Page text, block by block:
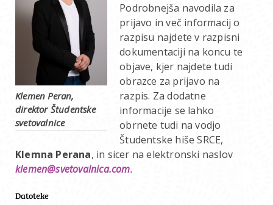
Klemen Peran,
direktor Študentske
svetovalnice
Podrobnejša navodila za
prijavo in več informacij o
razpisu najdete v razpisni
dokumentaciji na koncu te
objave, kjer najdete tudi
obrazce za prijavo na
razpis. Za dodatne
informacije se lahko
obrnete tudi na vodjo
Študentske hiše SRCE,
Klemna Perana, in sicer na elektronski naslov
klemen@svetovalnica.com.
Datoteke